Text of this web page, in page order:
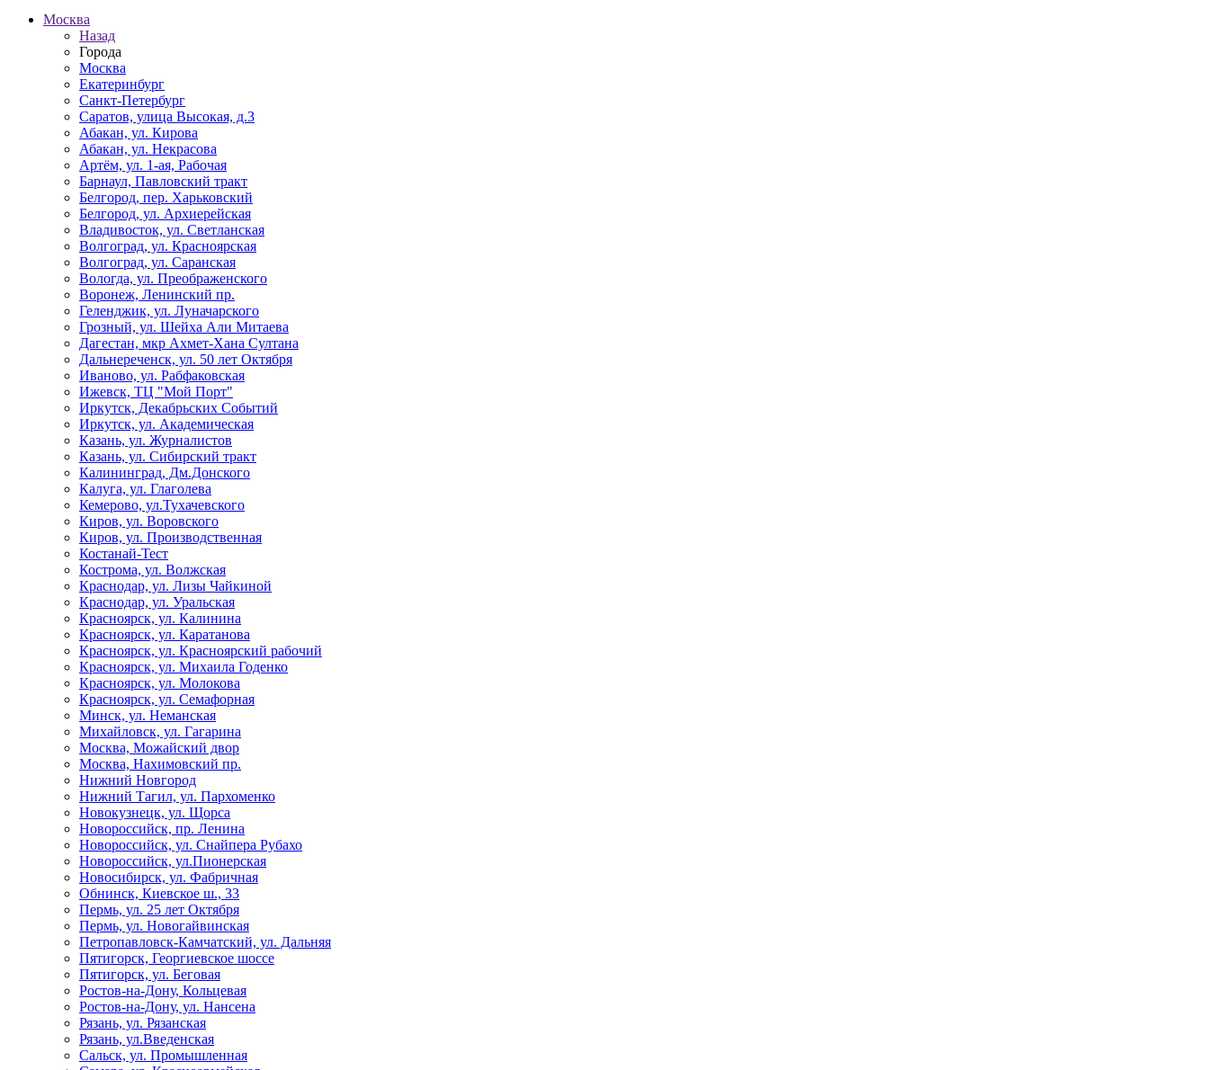
Москва
Назад
Города
Москва
Екатеринбург
Санкт-Петербург
Саратов, улица Высокая, д.3
Абакан, ул. Кирова
Абакан, ул. Некрасова
Артём, ул. 1-ая, Рабочая
Барнаул, Павловский тракт
Белгород, пер. Харьковский
Белгород, ул. Архиерейская
Владивосток, ул. Светланская
Волгоград, ул. Красноярская
Волгоград, ул. Саранская
Вологда, ул. Преображенского
Воронеж, Ленинский пр.
Геленджик, ул. Луначарского
Грозный, ул. Шейха Али Митаева
Дагестан, мкр Ахмет-Хана Султана
Дальнереченск, ул. 50 лет Октября
Иваново, ул. Рабфаковская
Ижевск, ТЦ "Мой Порт"
Иркутск, Декабрьских Событий
Иркутск, ул. Академическая
Казань, ул. Журналистов
Казань, ул. Сибирский тракт
Калининград, Дм.Донского
Калуга, ул. Глаголева
Кемерово, ул.Тухачевского
Киров, ул. Воровского
Киров, ул. Производственная
Костанай-Тест
Кострома, ул. Волжская
Краснодар, ул. Лизы Чайкиной
Краснодар, ул. Уральская
Красноярск, ул. Калинина
Красноярск, ул. Каратанова
Красноярск, ул. Красноярский рабочий
Красноярск, ул. Михаила Годенко
Красноярск, ул. Молокова
Красноярск, ул. Семафорная
Минск, ул. Неманская
Михайловск, ул. Гагарина
Москва, Можайский двор
Москва, Нахимовский пр.
Нижний Новгород
Нижний Тагил, ул. Пархоменко
Новокузнецк, ул. Щорса
Новороссийск, пр. Ленина
Новороссийск, ул. Снайпера Рубахо
Новороссийск, ул.Пионерская
Новосибирск, ул. Фабричная
Обнинск, Киевское ш., 33
Пермь, ул. 25 лет Октября
Пермь, ул. Новогайвинская
Петропавловск-Камчатский, ул. Дальняя
Пятигорск, Георгиевское шоссе
Пятигорск, ул. Беговая
Ростов-на-Дону, Кольцевая
Ростов-на-Дону, ул. Нансена
Рязань, ул. Рязанская
Рязань, ул.Введенская
Сальск, ул. Промышленная